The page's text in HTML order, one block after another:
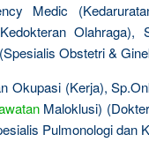
Medic
Obstetri &
Okupasi (Kerja),
Maloklusi)
Pulmonologi dan